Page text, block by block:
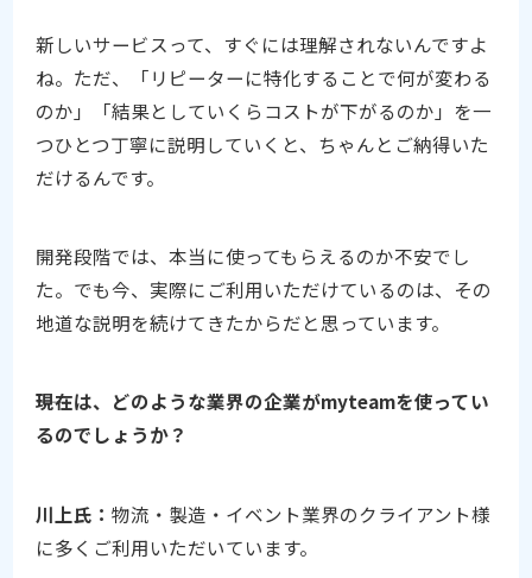
新しいサービスって、すぐには理解されないんですよ
ね。ただ、「リピーターに特化することで何が変わる
のか」「結果としていくらコストが下がるのか」を一
つひとつ丁寧に説明していくと、ちゃんとご納得いた
だけるんです。
開発段階では、本当に使ってもらえるのか不安でし
た。でも今、実際にご利用いただけているのは、その
地道な説明を続けてきたからだと思っています。
――現在は、どのような業界の企業がmyteamを使ってい
るのでしょうか？
川上氏：物流・製造・イベント業界のクライアント様
に多くご利用いただいています。